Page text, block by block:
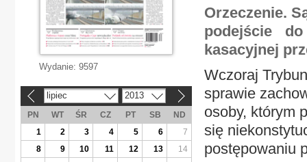
Orzeczenie.
podejście do
kasacyjnej
Wczoraj
sprawie
osoby, którym
się
postępowaniu
Wydanie: 9597
lipiec 2013
PN WT ŚR CZ PT SB
ND
1
2 3 4 5 6
7
8
9 10 11 12 13
14